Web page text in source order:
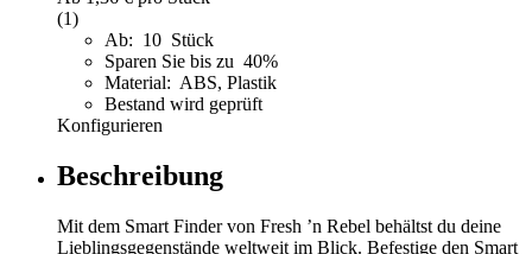
(1)
Ab: 10 Stück
Sparen Sie bis zu 40%
Material: ABS, Plastik
Bestand wird geprüft
Konfigurieren
Beschreibung
Mit dem Smart Finder von Fresh ’n Rebel behältst du deine
Lieblingsgegenstände weltweit im Blick. Befestige den Smart